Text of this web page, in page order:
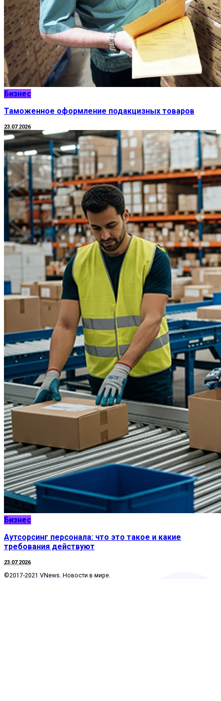
Бизнес
Таможенное оформление подакцизных товаров
23.07.2026
Бизнес
Аутсорсинг персонала: что это такое и какие
требования действуют
23.07.2026
©2017-2021 VNews. Новости в мире.